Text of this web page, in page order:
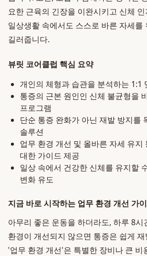
요한 근육의 긴장을 이완시키고 신체
일상생활 속에서도 스스로 바른 자세를
길러줍니다.
뷰릿 코어클럽 핵심 요약
개인의 체형과 습관을 분석하는 1:1
통증의 근본 원인인 신체 불균형을
프로그램
단순 통증 완화가 아닌 재발 방지를
솔루션
업무 환경 개선 및 올바른 자세 유지
대한 가이드 제공
일상 속에서 건강한 신체를 유지할
변화 유도
지금 바로 시작하는 업무 환경 개선 가
아무리 좋은 운동을 하더라도, 하루 8시
환경이 개선되지 않으면 통증은 쉽게
'업무 환경 개선'은 특별한 장비나 큰 비